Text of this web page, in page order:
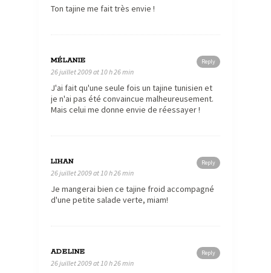
Ton tajine me fait très envie !
Reply
MÉLANIE
26 juillet 2009 at 10 h 26 min
J'ai fait qu'une seule fois un tajine tunisien et
je n'ai pas été convaincue malheureusement.
Mais celui me donne envie de réessayer !
Reply
LIHAN
26 juillet 2009 at 10 h 26 min
Je mangerai bien ce tajine froid accompagné
d'une petite salade verte, miam!
Reply
ADELINE
26 juillet 2009 at 10 h 26 min